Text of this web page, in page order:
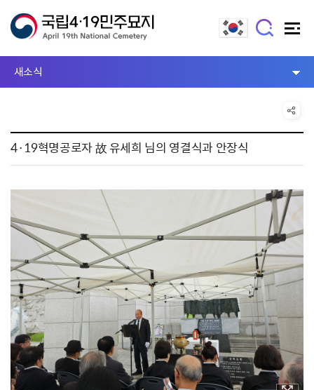
새소식
4·19혁명공로자 故 유세희 님의 영결식과 안장식